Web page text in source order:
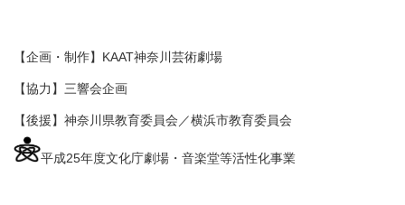
【企画・制作】KAAT神奈川芸術劇場
【協力】三響会企画
【後援】神奈川県教育委員会／横浜市教育委員会
平成25年度文化庁劇場・音楽堂等活性化事業